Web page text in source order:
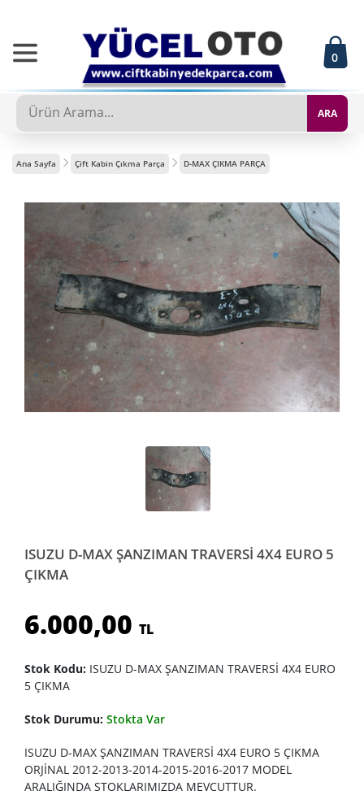
0
ARA
Ana Sayfa Çift Kabin Çıkma Parça D-MAX ÇIKMA PARÇA
ISUZU D-MAX ŞANZIMAN TRAVERSİ 4X4 EURO 5
ÇIKMA
6.000,00 TL
Stok Kodu: ISUZU D-MAX ŞANZIMAN TRAVERSİ 4X4 EURO
5 ÇIKMA
Stok Durumu: Stokta Var
ISUZU D-MAX ŞANZIMAN TRAVERSİ 4X4 EURO 5 ÇIKMA
ORJİNAL 2012-2013-2014-2015-2016-2017 MODEL
ARALIĞINDA STOKLARIMIZDA MEVCUTTUR.